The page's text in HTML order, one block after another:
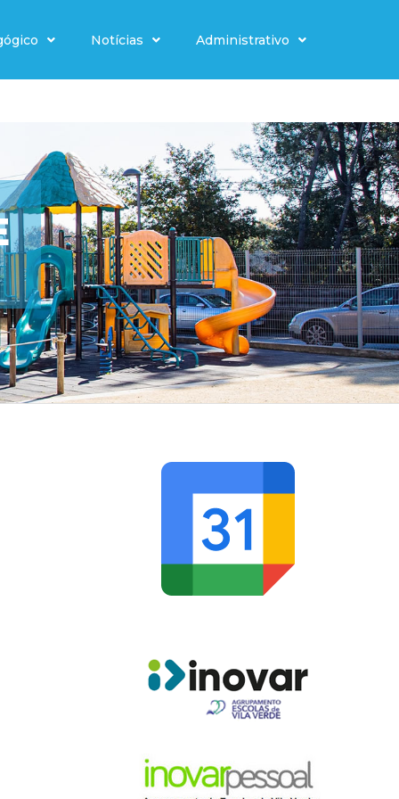
Notícias Administrativo